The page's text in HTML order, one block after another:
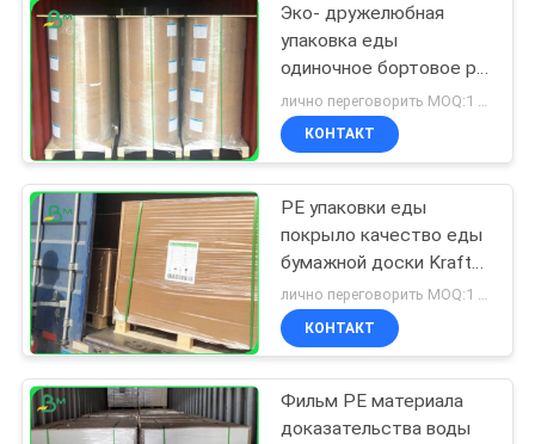
Эко- дружелюбная
упаковка еды
одиночное бортовое pe
300g + 15g покрыла
бумагу Kraft
КОНТАКТ
PE упаковки еды
покрыло качество еды
бумажной доски Kraft
для на вынос коробок лично переговорить MOQ:1 тонна для общего размера & 10 тонн для особенного размера
КОНТАКТ
Фильм PE материала
доказательства воды